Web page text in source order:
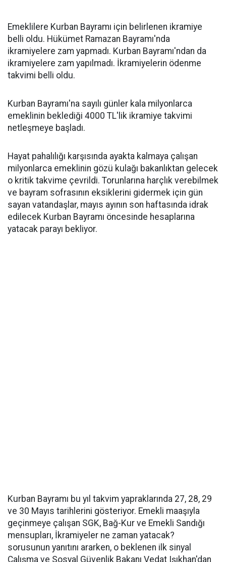
Emeklilere Kurban Bayramı için belirlenen ikramiye
belli oldu. Hükümet Ramazan Bayramı'nda
ikramiyelere zam yapmadı. Kurban Bayramı'ndan da
ikramiyelere zam yapılmadı. İkramiyelerin ödenme
takvimi belli oldu.
Kurban Bayramı'na sayılı günler kala milyonlarca
emeklinin beklediği 4000 TL'lik ikramiye takvimi
netleşmeye başladı.
Hayat pahalılığı karşısında ayakta kalmaya çalışan
milyonlarca emeklinin gözü kulağı bakanlıktan gelecek
o kritik takvime çevrildi. Torunlarına harçlık verebilmek
ve bayram sofrasının eksiklerini gidermek için gün
sayan vatandaşlar, mayıs ayının son haftasında idrak
edilecek Kurban Bayramı öncesinde hesaplarına
yatacak parayı bekliyor.
Kurban Bayramı bu yıl takvim yapraklarında 27, 28, 29
ve 30 Mayıs tarihlerini gösteriyor. Emekli maaşıyla
geçinmeye çalışan SGK, Bağ-Kur ve Emekli Sandığı
mensupları, İkramiyeler ne zaman yatacak?
sorusunun yanıtını ararken, o beklenen ilk sinyal
Çalışma ve Sosyal Güvenlik Bakanı Vedat Işıkhan'dan